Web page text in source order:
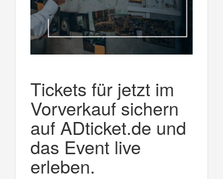
Tickets für jetzt im
Vorverkauf sichern
auf ADticket.de und
das Event live
erleben.